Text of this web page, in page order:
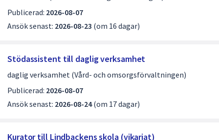
Publicerad: 2026-08-07
Ansök senast: 2026-08-23 (om 16 dagar)
Stödassistent till daglig verksamhet
daglig verksamhet (Vård- och omsorgsförvaltningen)
Publicerad: 2026-08-07
Ansök senast: 2026-08-24(om 17 dagar)
Kurator till Lindbackens skola (vikariat)